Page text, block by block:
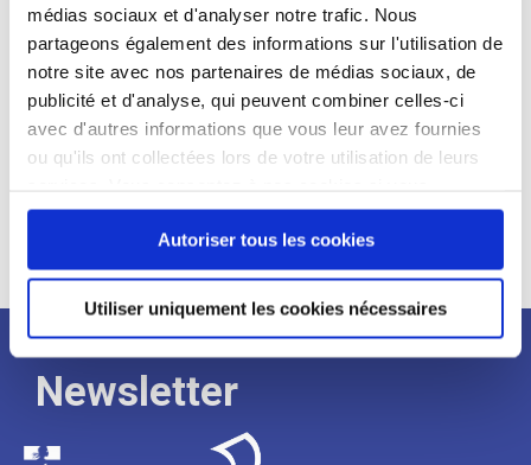
médias sociaux et d'analyser notre trafic. Nous
partageons également des informations sur l'utilisation de
notre site avec nos partenaires de médias sociaux, de
publicité et d'analyse, qui peuvent combiner celles-ci
avec d'autres informations que vous leur avez fournies
ou qu'ils ont collectées lors de votre utilisation de leurs
continuez à utiliser notre site Web.
Autoriser tous les cookies
Utiliser uniquement les cookies nécessaires
Expérience :
Processus
de
recrutement
Newsletter